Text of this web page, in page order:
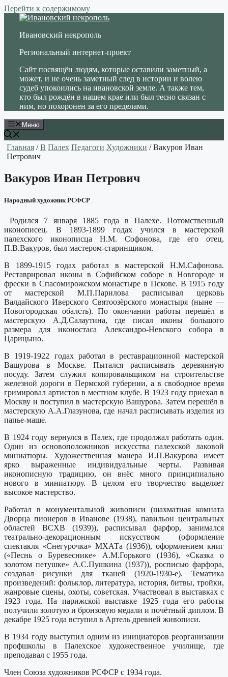
Перейти к содержимому
Ивановский некрополь
Региональный интернет-проект
Сайт посвящён людям, которые оставили заметный, а
может, и не очень заметный след в истории и волею
судеб упокоились на ивановской земле. А также тем,
кто был рождён в нашем крае или был тесно связан с
ним, но похоронен за его пределами.
Меню
Главная /В Палех Педагоги Художники / Вакуров Иван
Петрович
Вакуров Иван Петрович
Народный художник РСФСР
Родился 7 января 1885 года в Палехе. Потомственный
иконописец. В 1893-1899 годах учился в мастерской
палехского иконописца Н.М. Софонова, где его отец,
П.В.Вакуров, был мастером-старинщиком.
В 1899-1915 годах работал в мастерской Н.М.Сафонова.
Реставрировал иконы в Софийском соборе в Новгороде и
фрески в Спасомирожском монастыре в Пскове. В 1915 году
от мастерской М.П.Парилова расписывал церковь
Валдайского Иверского Святоозёрского монастыря (ныне —
Новогородская обалсть). По окончании работы перешёл в
мастерскую А.Д.Салаутина, где писал иконы большого
размера для иконостаса Александро-Невского собора в
Царицыно.
В 1919-1922 годах работал в реставрационной мастерской
Вашурова в Москве. Пытался расписывать деревянную
посуду. Затем служил копировальщиком на строительстве
железной дороги в Пермской губернии, а в свободное время
гримировал артистов в местном клубе. В 1923 году приехал в
Москву и поступил в мастерскую Вашурова. Затем перешёл в
мастерскую А.А.Глазунова, где начал расписывать изделия из
папье-маше.
В 1924 году вернулся в Палех, где продолжал работать один.
Один из основоположников искусства палехской лаковой
миниатюры. Художественная манера И.П.Вакурова имеет
ярко выраженные индивидуальные черты. Развивая
иконописную традицию, он внёс много принципиально
нового в миниатюру. В целом его творчество выделяет
высокое мастерство.
Работал в монументальной живописи (шахматная комната
Дворца пионеров в Иванове (1938), павильон центральных
областей ВСХВ (1939)), расписывал фарфор, занимался
театрально-декорационным искусством (оформление
спектакля «Снегурочка» МХАТа (1936)), оформлением книг
(«Песнь о Буревеснике» А.М.Горького (1936), «Сказка о
золотом петушке» А.С.Пушкина (1937)), росписью фарфора,
создавал рисунки для тканей (1920-1930-е). Тематика
произведений: фольклор, литература, история, битвы, тройки,
жанровые сцены, охоты, советская. Участвовал в выставках с
1923 года. На парижской выставке 1925 года его работы
получили золотую и бронзовую медали и почётный диплом. В
декабре 1925 года вступил в Артель древней живописи.
В 1934 году выступил одним из инициаторов реорганизации
профшколы в Палехское художественное училище, где
преподавал с 1955 года.
Член Союза художников РСФСР с 1934 года.